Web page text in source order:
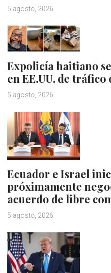
5 agosto, 2026
Expolicía haitiano
en EE.UU. de
5 agosto, 2026
Ecuador e Israel
próximamente
acuerdo de libre
5 agosto, 2026